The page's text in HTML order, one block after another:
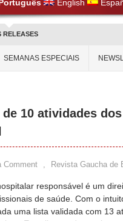
English
RELEASES
SEMANAS ESPECIAIS
10 atividades
Comment , Revista Gaucha de
responsável é um
de saúde. Com o
uma lista validada com 13